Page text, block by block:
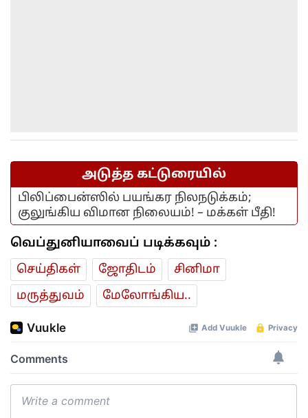
அடுத்த கட்டுரையில்
பிலிப்பைன்ஸில் பயங்கர நிலநடுக்கம்;
குலுங்கிய விமான நிலையம்! – மக்கள் பீதி!
வெப்துனியாவைப் படிக்கவும் :
செய்திகள் ஜோ‌திட‌ம்
சினிமா
மரு‌த்துவ‌ம்
மேலோங்கிய..